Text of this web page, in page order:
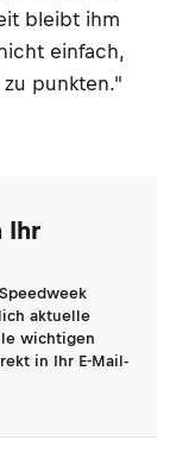
bleibt ihm
einfach,
punkten."
Ihr
aktuelle
wichtigen
in Ihr E-Mail-